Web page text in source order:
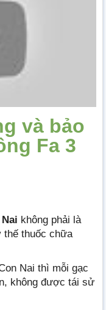
và bảo
Fa 3
không phải là
thế thuốc chữa
Nai thì mỗi gạc
không được tái sử